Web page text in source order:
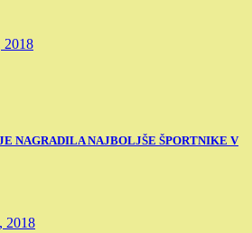
2018
NAGRADILA NAJBOLJŠE ŠPORTNIKE V
2018